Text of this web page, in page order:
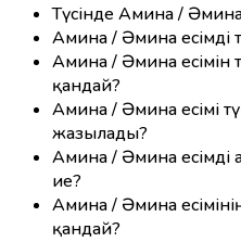
Түсінде Амина / Әмина
Амина / Әмина есімді
Амина / Әмина
қандай?
Амина / Әмина есімі
жазылады?
Амина / Әмина есімді
ие?
Амина / Әмина
қандай?